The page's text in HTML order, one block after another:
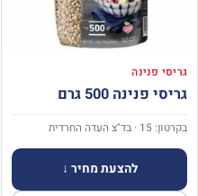
גריסי פנינה
גריסי פנינה 500 גרם
בקרטון: 15 · בד"צ העדה החרדית
להצעת מחיר ↓